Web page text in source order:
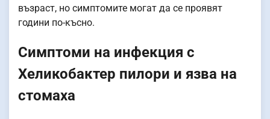
възраст, но симптомите могат да се проявят
години по-късно.
Симптоми на инфекция с
Хеликобактер пилори и язва на
стомаха